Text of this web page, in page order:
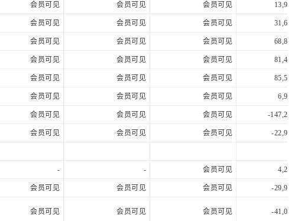
会员可见 会员可见 会员可见
会员可见 会员可见 会员可见
会员可见 会员可见 会员可见
会员可见 会员可见 会员可见
会员可见 会员可见 会员可见
会员可见 会员可见 会员可见
会员可见 会员可见 会员可见 -
会员可见 会员可见 会员可见 -
- - 会员可见
会员可见 会员可见 会员可见 -
会员可见 会员可见 会员可见 -